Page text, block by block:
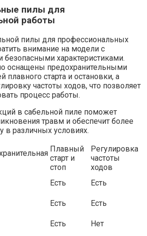
пилы для
работы
пилы для профессиональных
внимание на модели с
характеристиками.
оснащены предохранительными
плавного старта и остановки, а
частоты ходов, что позволяет
процесс работы.
в сабельной пиле поможет
травм и обеспечит более
в различных условиях.
Плавный
старт и
стоп
Регулировка
частоты
ходов
Есть
Есть
Есть
Есть
Есть Нет